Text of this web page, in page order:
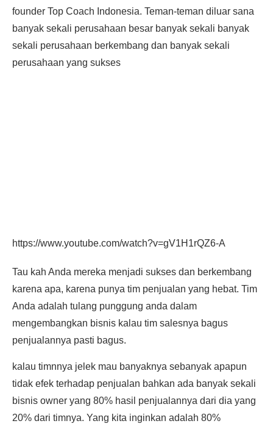
founder Top Coach Indonesia. Teman-teman diluar sana
banyak sekali perusahaan besar banyak sekali banyak
sekali perusahaan berkembang dan banyak sekali
perusahaan yang sukses
https://www.youtube.com/watch?v=gV1H1rQZ6-A
Tau kah Anda mereka menjadi sukses dan berkembang
karena apa, karena punya tim penjualan yang hebat. Tim
Anda adalah tulang punggung anda dalam
mengembangkan bisnis kalau tim salesnya bagus
penjualannya pasti bagus.
kalau timnnya jelek mau banyaknya sebanyak apapun
tidak efek terhadap penjualan bahkan ada banyak sekali
bisnis owner yang 80% hasil penjualannya dari dia yang
20% dari timnya. Yang kita inginkan adalah 80%